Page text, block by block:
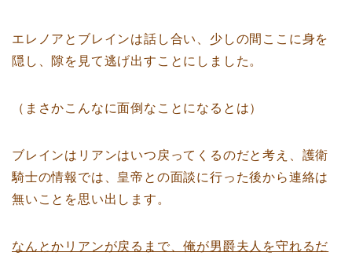
エレノアとブレインは話し合い、少しの間ここに身を
隠し、隙を見て逃げ出すことにしました。
（まさかこんなに面倒なことになるとは）
ブレインはリアンはいつ戻ってくるのだと考え、護衛
騎士の情報では、皇帝との面談に行った後から連絡は
無いことを思い出します。
なんとかリアンが戻るまで、俺が男爵夫人を守れるだ